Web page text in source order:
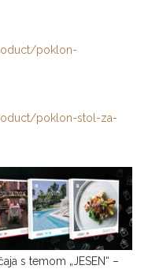
poklon-
poklon-stol-za-
s temom „JESEN“ –